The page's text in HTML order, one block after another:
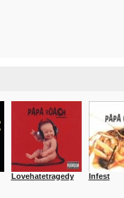
Lovehatetragedy
Infest